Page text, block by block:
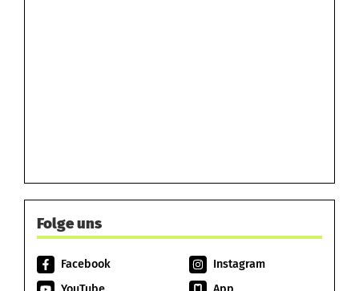
Folge uns
Facebook
Instagram